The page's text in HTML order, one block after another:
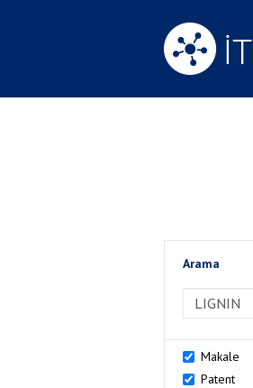
Arama
Makale
Patent